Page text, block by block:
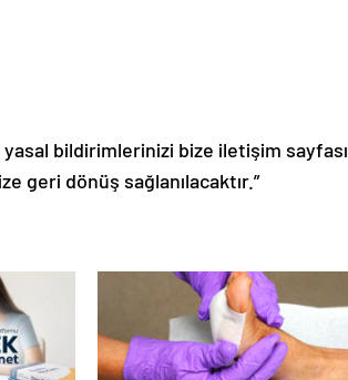
bildirimlerinizi bize iletişim sayfası
geri dönüş sağlanılacaktır.”